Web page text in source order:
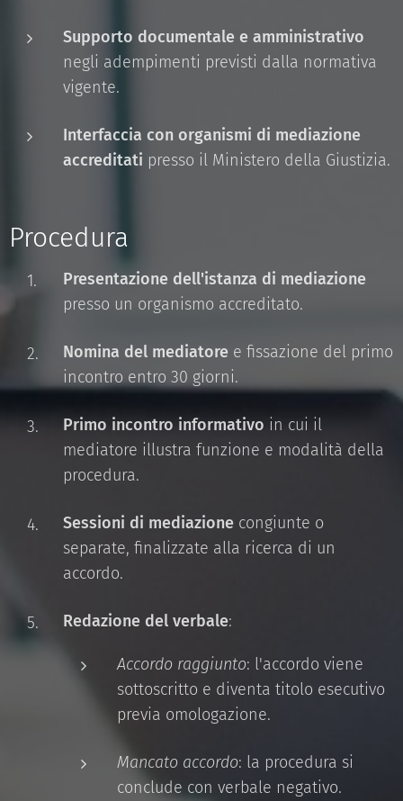
Supporto documentale e amministrativo
negli adempimenti previsti dalla normativa
vigente.
Interfaccia con organismi di mediazione
accreditati presso il Ministero della Giustizia.
Procedura
Presentazione dell'istanza di mediazione
presso un organismo accreditato.
Nomina del mediatore e fissazione del primo
incontro entro 30 giorni.
Primo incontro informativo in cui il
mediatore illustra funzione e modalità della
procedura.
Sessioni di mediazione congiunte o
separate, finalizzate alla ricerca di un
accordo.
Redazione del verbale:
Accordo raggiunto: l'accordo viene
sottoscritto e diventa titolo esecutivo
previa omologazione.
Mancato accordo: la procedura si
conclude con verbale negativo.